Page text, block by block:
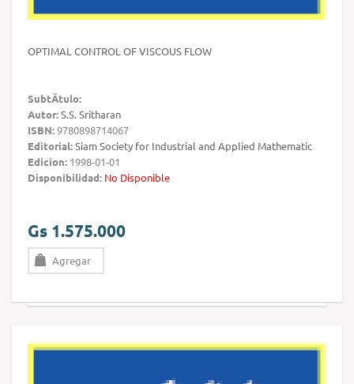
OPTIMAL CONTROL OF VISCOUS FLOW
SubtÃ­tulo:
Autor:S.S. Sritharan
ISBN:9780898714067
Editorial:Siam Society for Industrial and Applied Mathematic
Edicion: 1998-01-01
Disponibilidad: No Disponible
Gs 1.575.000
Agregar